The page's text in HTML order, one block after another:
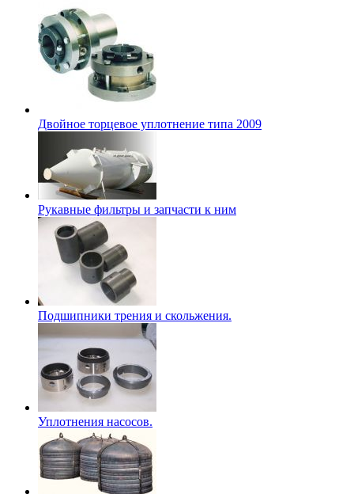
Двойное торцевое уплотнение типа 2009
Рукавные фильтры и запчасти к ним
Подшипники трения и скольжения.
Уплотнения насосов.